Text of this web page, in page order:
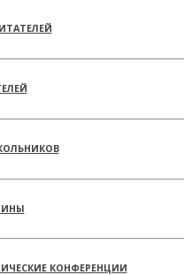
КОНФЕРЕНЦИИ